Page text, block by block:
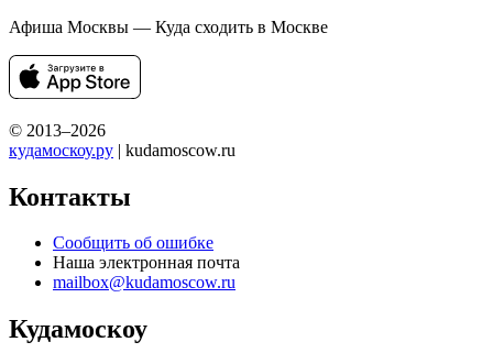
Афиша Москвы — Куда сходить в Москве
© 2013–2026
кудамоскоу.ру | kudamoscow.ru
Контакты
Сообщить об ошибке
Наша электронная почта
mailbox@kudamoscow.ru
Кудамоскоу